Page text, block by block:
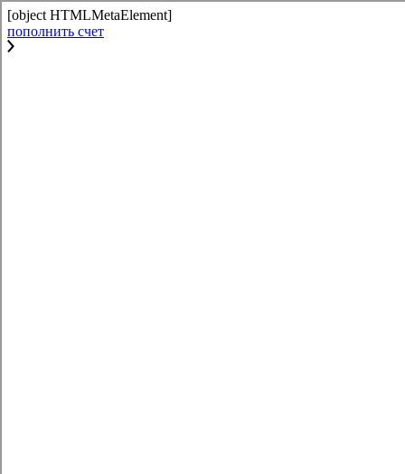
[object HTMLMetaElement]
пополнить счет